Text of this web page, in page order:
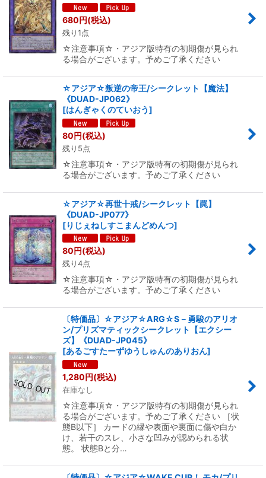
680円(税込)
残り1点
☆注意事項☆・アジア版特有の初期傷が見られ
る場合がございます。予めご了承ください
☆アジア☆叛逆の帝王/シークレット【魔法】
《DUAD-JP062》
[はんぎゃくのていおう]
80円(税込)
残り5点
☆注意事項☆・アジア版特有の初期傷が見られ
る場合がございます。予めご了承ください
☆アジア☆再世十戒/シークレット【罠】
《DUAD-JP077》
[りじぇねしすこまんどめんつ]
80円(税込)
残り4点
☆注意事項☆・アジア版特有の初期傷が見られ
る場合がございます。予めご了承ください
〔特価品〕☆アジア☆ARG☆S－勇駿のアリオ
ン/プリズマティックシークレット【エクシー
ズ】《DUAD-JP045》
[あるごすたーずゆうしゅんのありおん]
1,280円(税込)
在庫なし
☆注意事項☆・アジア版特有の初期傷が見られ
る場合がございます。予めご了承ください ［状
態B以下］ カードの縁や表面や裏面に傷や白か
け、若干のスレ、小さな凹みが認められる状
態。 状態Bと分…